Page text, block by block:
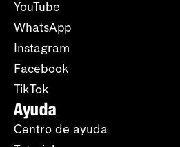
YouTube
WhatsApp
Instagram
Facebook
TikTok
Ayuda
Centro de ayuda